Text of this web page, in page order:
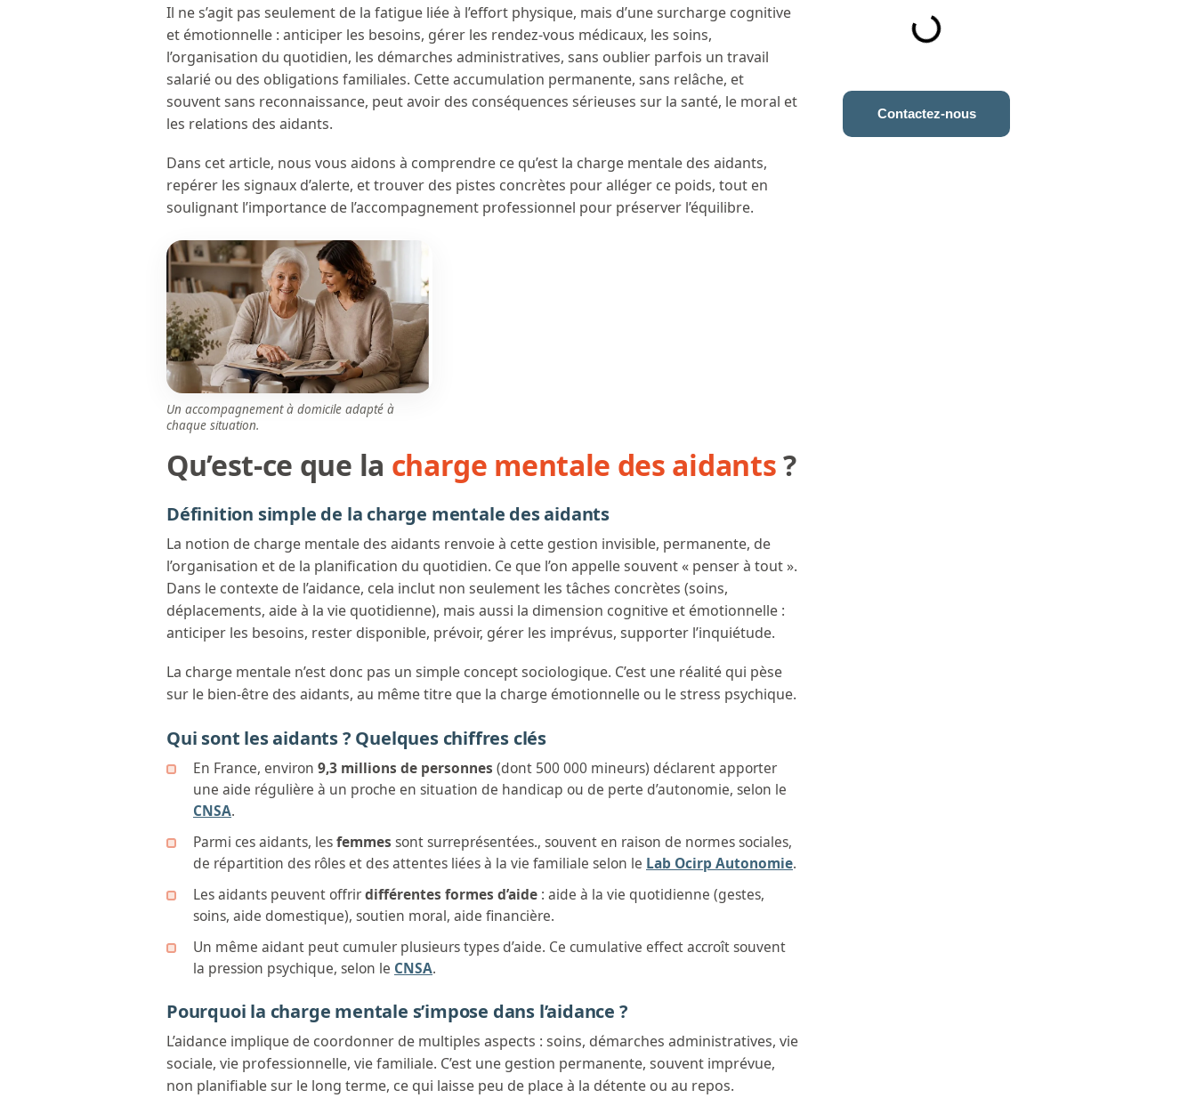
Il ne s’agit pas seulement de la fatigue liée à l’effort physique, mais d’une surcharge cognitive
et émotionnelle : anticiper les besoins, gérer les rendez-vous médicaux, les soins,
l’organisation du quotidien, les démarches administratives, sans oublier parfois un travail
salarié ou des obligations familiales. Cette accumulation permanente, sans relâche, et
souvent sans reconnaissance, peut avoir des conséquences sérieuses sur la santé, le moral et
les relations des aidants.
Dans cet article, nous vous aidons à comprendre ce qu’est la charge mentale des aidants,
repérer les signaux d’alerte, et trouver des pistes concrètes pour alléger ce poids, tout en
soulignant l’importance de l’accompagnement professionnel pour préserver l’équilibre.
Un accompagnement à domicile adapté à
chaque situation.
Qu’est-ce que la charge mentale des aidants?
Définition simple de la charge mentale des aidants
La notion de charge mentale des aidants renvoie à cette gestion invisible, permanente, de
l’organisation et de la planification du quotidien. Ce que l’on appelle souvent « penser à tout ».
Dans le contexte de l’aidance, cela inclut non seulement les tâches concrètes (soins,
déplacements, aide à la vie quotidienne), mais aussi la dimension cognitive et émotionnelle :
anticiper les besoins, rester disponible, prévoir, gérer les imprévus, supporter l’inquiétude.
La charge mentale n’est donc pas un simple concept sociologique. C’est une réalité qui pèse
sur le bien-être des aidants, au même titre que la charge émotionnelle ou le stress psychique.
Qui sont les aidants ? Quelques chiffres clés
En France, environ 9,3 millions de personnes (dont 500 000 mineurs) déclarent apporter
une aide régulière à un proche en situation de handicap ou de perte d’autonomie, selon le
CNSA.
Parmi ces aidants, lesfemmes sont surreprésentées., souvent en raison de normes sociales,
de répartition des rôles et des attentes liées à la vie familiale selon le Lab Ocirp Autonomie.
Les aidants peuvent offrirdifférentes formes d’aide : aide à la vie quotidienne (gestes,
soins, aide domestique), soutien moral, aide financière.
Un même aidant peut cumuler plusieurs types d’aide. Ce cumulative effect accroît souvent
la pression psychique, selon le CNSA.
Pourquoi la charge mentale s’impose dans l’aidance ?
L’aidance implique de coordonner de multiples aspects : soins, démarches administratives, vie
sociale, vie professionnelle, vie familiale. C’est une gestion permanente, souvent imprévue,
non planifiable sur le long terme, ce qui laisse peu de place à la détente ou au repos.
Contactez-nous